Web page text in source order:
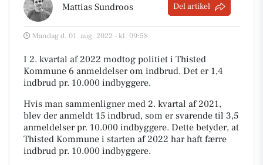
Mattias Sundroos Del artikel
Mandag d. 01. aug. 2022 - kl. 09:58
I 2. kvartal af 2022 modtog politiet i Thisted
Kommune 6 anmeldelser om indbrud. Det er 1,4
indbrud pr. 10.000 indbyggere.
Hvis man sammenligner med 2. kvartal af 2021,
blev der anmeldt 15 indbrud, som er svarende til 3,5
anmeldelser pr. 10.000 indbyggere. Dette betyder, at
Thisted Kommune i starten af 2022 har haft færre
indbrud pr. 10.000 indbyggere.